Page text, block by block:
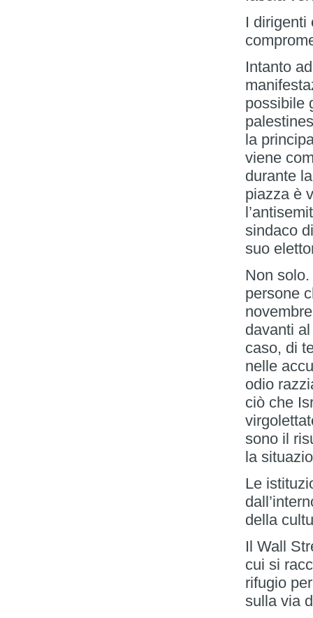
I dirigenti
Intanto
possibile
la
viene
durante
piazza è
sindaco
suo
Non
persone
davanti
caso, di
nelle
odio
ciò che
sono il
la
Le
della
Il Wall
cui si
rifugio
sulla via